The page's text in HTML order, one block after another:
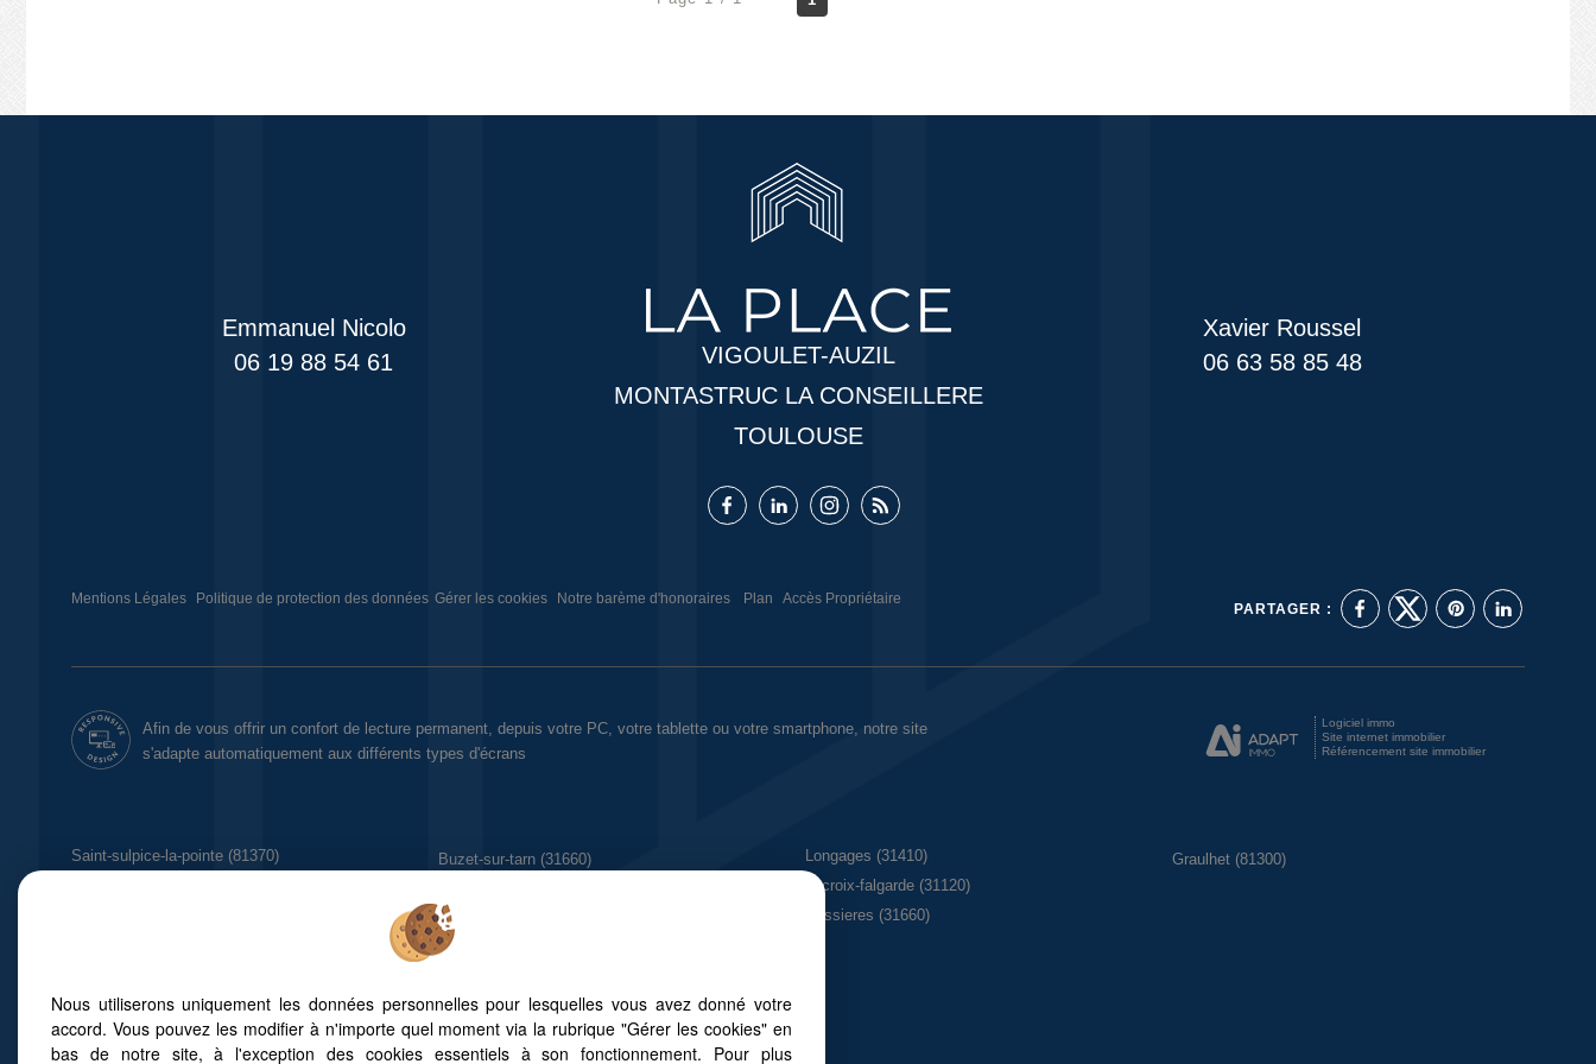
Emmanuel Nicolo
06 19 88 54 61
VIGOULET-AUZIL
MONTASTRUC LA CONSEILLERE
TOULOUSE
Xavier Roussel
06 63 58 85 48
Mentions Légales Politique de protection des données Gérer les cookies Notre barème d'honoraires Plan Accès Propriétaire
PARTAGER :
Afin de vous offrir un confort de lecture permanent, depuis votre PC, votre tablette ou votre smartphone, notre site
s'adapte automatiquement aux différents types d'écrans
Logiciel immo
Site internet immobilier
Référencement site immobilier
Saint-sulpice-la-pointe (81370)
Buzet-sur-tarn (31660)
Longages (31410)
Lacroix-falgarde (31120)
Bessieres (31660)
Graulhet (81300)
Vivre autour de Toulouse
Les quartiers de Toulouse
L’immobilier à Vieille-Toulouse
Nous utiliserons uniquement les données personnelles pour lesquelles vous avez donné votre
accord. Vous pouvez les modifier à n'importe quel moment via la rubrique "Gérer les cookies" en
bas de notre site, à l'exception des cookies essentiels à son fonctionnement. Pour plus